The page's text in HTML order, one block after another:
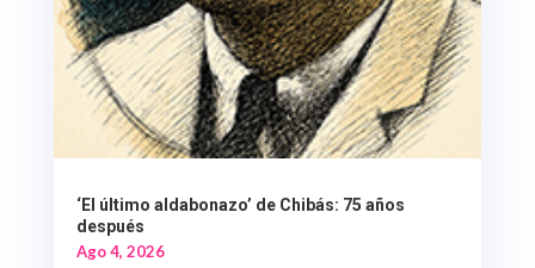
‘El último aldabonazo’ de Chibás: 75 años
después
Ago 4, 2026